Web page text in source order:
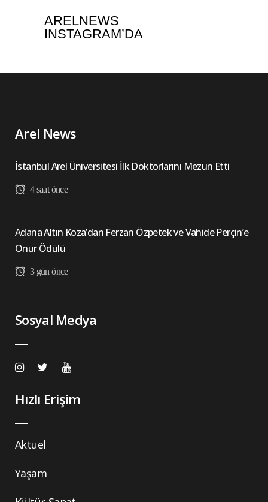
ARELNEWS
INSTAGRAM’DA
Arel News
İstanbul Arel Üniversitesi İlk Doktorlarını Mezun Etti
4 saat önce
Adana Altın Koza’dan Ferzan Özpetek ve Vahide Perçin’e
Onur Ödülü
3 gün önce
Sosyal Medya
Hızlı Erişim
Aktüel
Yaşam